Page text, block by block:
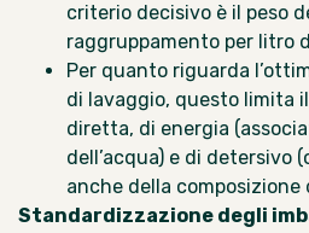
criterio decisivo è il peso
raggruppamento per litro
Per quanto riguarda
di lavaggio, questo limita
diretta, di energia
dell’acqua) e di detersivo
anche della composizione
Standardizzazione degli